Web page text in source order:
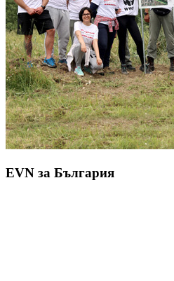
EVN за България